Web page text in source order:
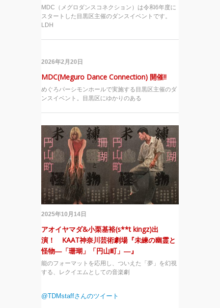
MDC（メグロダンスコネクション）は令和6年度に
スタートした目黒区主催のダンスイベントです。
LDH
2026年2月20日
MDC(Meguro Dance Connection) 開催!!
めぐろパーシモンホールで実施する目黒区主催のダ
ンスイベント。目黒区にゆかりのある
2025年10月14日
アオイヤマダ&小栗基裕(s**t kingz)出
演！ KAAT神奈川芸術劇場『未練の幽霊と
怪物―「珊瑚」「円山町」―』
能のフォーマットを応用し、ついえた「夢」を幻視
する、レクイエムとしての音楽劇
@TDMstaffさんのツイート